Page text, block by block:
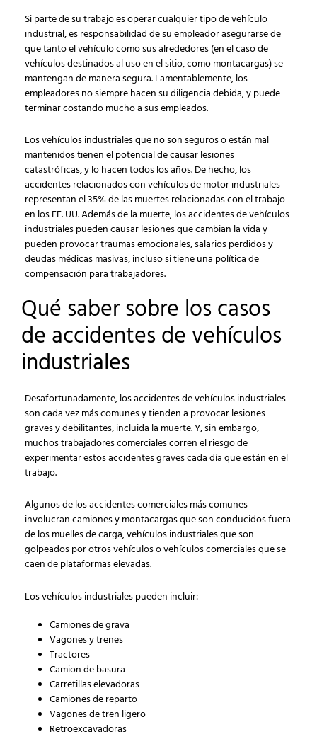
Si parte de su trabajo es operar cualquier tipo de vehículo
industrial, es responsabilidad de su empleador asegurarse de
que tanto el vehículo como sus alrededores (en el caso de
vehículos destinados al uso en el sitio, como montacargas) se
mantengan de manera segura. Lamentablemente, los
empleadores no siempre hacen su diligencia debida, y puede
terminar costando mucho a sus empleados.
Los vehículos industriales que no son seguros o están mal
mantenidos tienen el potencial de causar lesiones
catastróficas, y lo hacen todos los años. De hecho, los
accidentes relacionados con vehículos de motor industriales
representan el 35% de las muertes relacionadas con el trabajo
en los EE. UU. Además de la muerte, los accidentes de vehículos
industriales pueden causar lesiones que cambian la vida y
pueden provocar traumas emocionales, salarios perdidos y
deudas médicas masivas, incluso si tiene una política de
compensación para trabajadores.
Qué saber sobre los casos
de accidentes de vehículos
industriales
Desafortunadamente, los accidentes de vehículos industriales
son cada vez más comunes y tienden a provocar lesiones
graves y debilitantes, incluida la muerte. Y, sin embargo,
muchos trabajadores comerciales corren el riesgo de
experimentar estos accidentes graves cada día que están en el
trabajo.
Algunos de los accidentes comerciales más comunes
involucran camiones y montacargas que son conducidos fuera
de los muelles de carga, vehículos industriales que son
golpeados por otros vehículos o vehículos comerciales que se
caen de plataformas elevadas.
Los vehículos industriales pueden incluir:
Camiones de grava
Vagones y trenes
Tractores
Camion de basura
Carretillas elevadoras
Camiones de reparto
Vagones de tren ligero
Retroexcavadoras